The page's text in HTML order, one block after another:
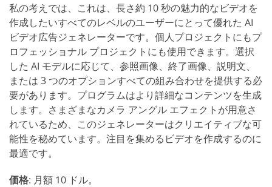
私の考えでは、これは、長さ約 10 秒の魅力的なビデオを
作成したいすべてのレベルのユーザーにとって優れた AI
ビデオ広告ジェネレーターです。個人プロジェクトにもプ
ロフェッショナル プロジェクトにも使用できます。選択
した AI モデルに応じて、参照画像、終了画像、説明文、
または 3 つのオプションすべての組み合わせを提供する必
要があります。プログラムはより詳細なコンテンツを生成
します。さまざまなカメラ アングル エフェクトが用意さ
れているため、このジェネレーターはクリエイティブな可
能性を秘めています。注目を集めるビデオを作成するのに
最適です。
価格: 月額 10 ドル。